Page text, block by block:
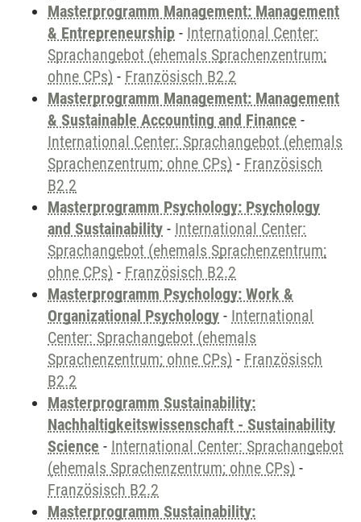
Masterprogramm Management: Management
& Entrepreneurship - International Center:
Sprachangebot (ehemals Sprachenzentrum;
ohne CPs) - Französisch B2.2
Masterprogramm Management: Management
& Sustainable Accounting and Finance -
International Center: Sprachangebot (ehemals
Sprachenzentrum; ohne CPs) - Französisch
B2.2
Masterprogramm Psychology: Psychology
and Sustainability - International Center:
Sprachangebot (ehemals Sprachenzentrum;
ohne CPs) - Französisch B2.2
Masterprogramm Psychology: Work &
Organizational Psychology - International
Center: Sprachangebot (ehemals
Sprachenzentrum; ohne CPs) - Französisch
B2.2
Masterprogramm Sustainability:
Nachhaltigkeitswissenschaft - Sustainability
Science - International Center: Sprachangebot
(ehemals Sprachenzentrum; ohne CPs) -
Französisch B2.2
Masterprogramm Sustainability: